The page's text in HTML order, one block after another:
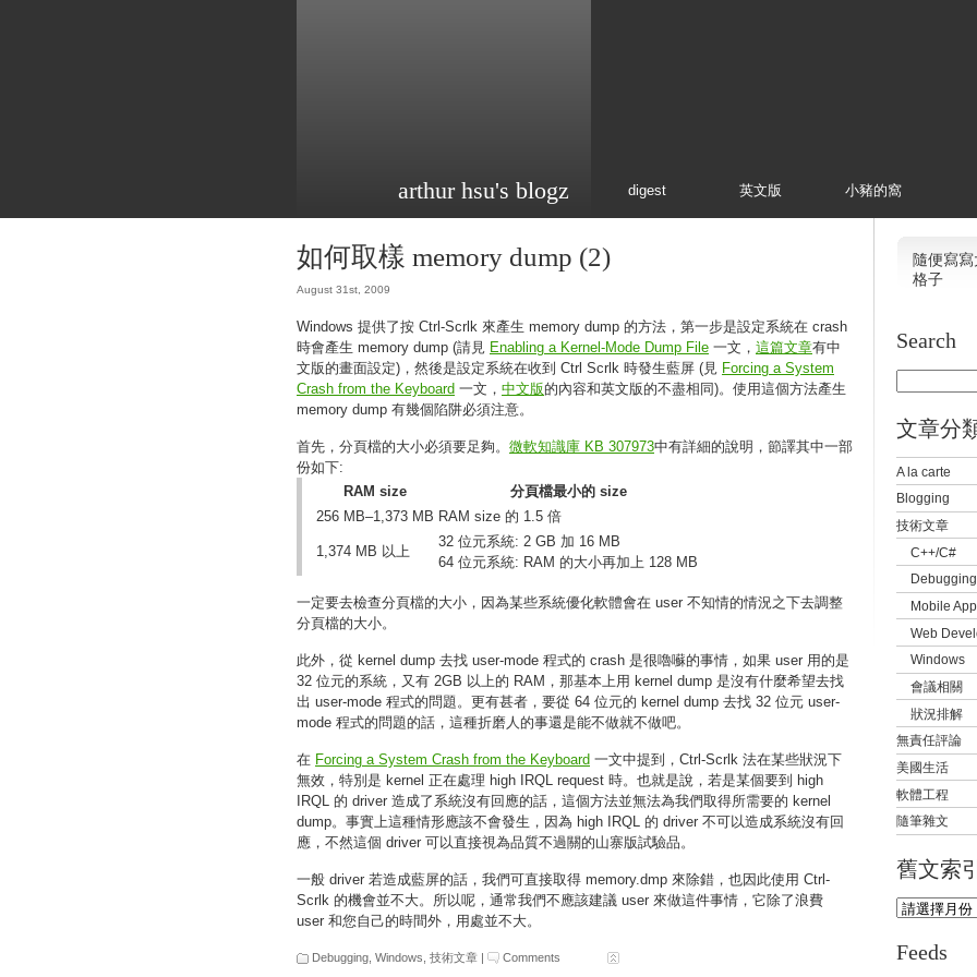
arthur hsu's blogz digest 英文版 小豬的窩
如何取樣 memory dump (2)
August 31st, 2009
Windows 提供了按 Ctrl-Scrlk 來產生 memory dump 的方法，第一步是設定系統在 crash
時會產生 memory dump (請見 Enabling a Kernel-Mode Dump File 一文， 這篇文章有中
文版的畫面設定)，然後是設定系統在收到 Ctrl Scrlk 時發生藍屏 (見 Forcing a System
Crash from the Keyboard 一文， 中文版的內容和英文版的不盡相同)。使用這個方法產生
memory dump 有幾個陷阱必須注意。
首先，分頁檔的大小必須要足夠。 微軟知識庫 KB 307973中有詳細的說明，節譯其中一部
份如下:
RAM size
分頁檔最小的 size
256 MB–1,373 MB RAM size 的 1.5 倍
1,374 MB 以上
32 位元系統: 2 GB 加 16 MB
64 位元系統: RAM 的大小再加上 128 MB
一定要去檢查分頁檔的大小，因為某些系統優化軟體會在 user 不知情的情況之下去調整
分頁檔的大小。
此外，從 kernel dump 去找 user-mode 程式的 crash 是很嚕囌的事情，如果 user 用的是
32 位元的系統，又有 2GB 以上的 RAM，那基本上用 kernel dump 是沒有什麼希望去找
出 user-mode 程式的問題。更有甚者，要從 64 位元的 kernel dump 去找 32 位元 user-
mode 程式的問題的話，這種折磨人的事還是能不做就不做吧。
在 Forcing a System Crash from the Keyboard 一文中提到，Ctrl-Scrlk 法在某些狀況下
無效，特別是 kernel 正在處理 high IRQL request 時。也就是說，若是某個要到 high
IRQL 的 driver 造成了系統沒有回應的話，這個方法並無法為我們取得所需要的 kernel
dump。事實上這種情形應該不會發生，因為 high IRQL 的 driver 不可以造成系統沒有回
應，不然這個 driver 可以直接視為品質不過關的山寨版試驗品。
一般 driver 若造成藍屏的話，我們可直接取得 memory.dmp 來除錯，也因此使用 Ctrl-
Scrlk 的機會並不大。所以呢，通常我們不應該建議 user 來做這件事情，它除了浪費
user 和您自己的時間外，用處並不大。
Debugging Windows 技術文章 | Comments
隨便寫
格子
Search
文章分
A la carte
Blogging
技術文章
C++/C#
Debugging
Mobile App
Web
Windows
會議相關
狀況排解
無責任評論
美國生活
軟體工程
隨筆雜文
舊文索
Feeds